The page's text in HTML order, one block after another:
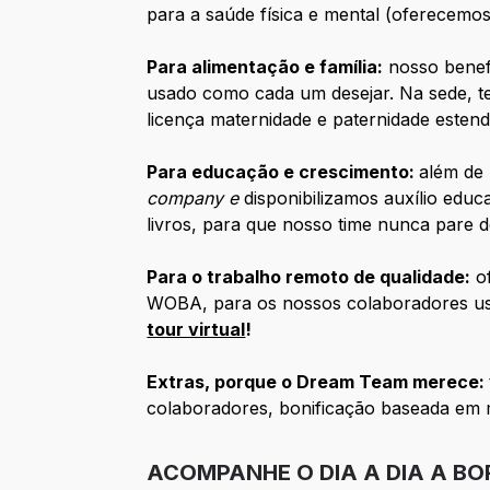
para a saúde física e mental
Para alimentação e família: nosso
usado como cada um desejar. Na sede,
licença maternidade e paternidade
Para educação e crescimento:além
company edisponibilizamos auxílio
livros, para que nosso time nunca pare
Para o trabalho remoto de qualidade:
WOBA, para os nossos colaboradores
tour virtual!
Extras, porque o Dream Team merece:
colaboradores, bonificação baseada
ACOMPANHE O DIA A DIA A